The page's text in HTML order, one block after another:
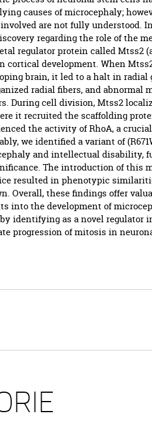
causes of microcephaly;
are not fully understood.
regarding the role of the
regulator protein called Mtss2
cortical development. When
brain, it led to a halt in radial
radial fibers, and abnormal
During cell division, Mtss2
it recruited the scaffolding
the activity of RhoA, a
we identified a variant of
and intellectual disability,
The introduction of this
resulted in phenotypic
Overall, these findings offer
into the development of
identifying as a novel regulator
progression of mitosis in